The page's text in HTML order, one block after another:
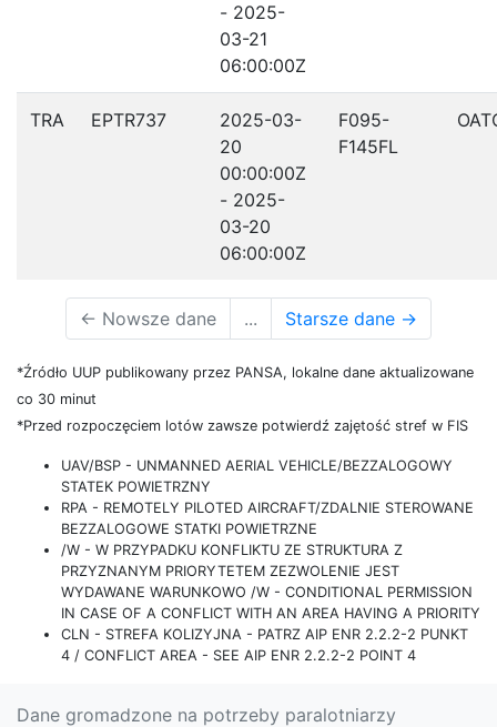
- 2025-
03-21
06:00:00Z
TRA EPTR737
2025-03-
20
00:00:00Z
- 2025-
03-20
06:00:00Z
F095-
F145FL
← Nowsze dane ... Starsze dane →
*Źródło UUP publikowany przez PANSA, lokalne dane aktualizowane
co 30 minut
*Przed rozpoczęciem lotów zawsze potwierdź zajętość stref w FIS
UAV/BSP - UNMANNED AERIAL VEHICLE/BEZZALOGOWY
STATEK POWIETRZNY
RPA - REMOTELY PILOTED AIRCRAFT/ZDALNIE STEROWANE
BEZZALOGOWE STATKI POWIETRZNE
/W - W PRZYPADKU KONFLIKTU ZE STRUKTURA Z
PRZYZNANYM PRIORYTETEM ZEZWOLENIE JEST
WYDAWANE WARUNKOWO /W - CONDITIONAL PERMISSION
IN CASE OF A CONFLICT WITH AN AREA HAVING A PRIORITY
CLN - STREFA KOLIZYJNA - PATRZ AIP ENR 2.2.2-2 PUNKT
4 / CONFLICT AREA - SEE AIP ENR 2.2.2-2 POINT 4
Dane gromadzone na potrzeby paralotniarzy